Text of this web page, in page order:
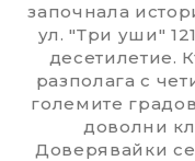
започнала
ул. "Три уши"
десетилетие.
разполага с
големите
доволни
Доверявайки